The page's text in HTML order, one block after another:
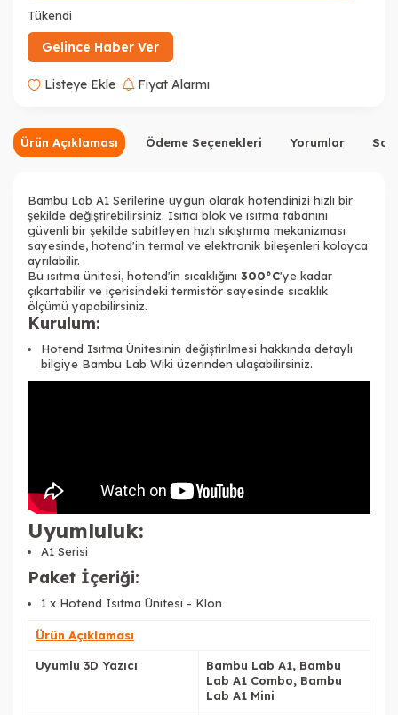
Tükendi
Gelince Haber Ver
Listeye Ekle Fiyat Alarmı
Ürün Açıklaması Ödeme Seçenekleri Yorumlar
Bambu Lab A1 Serilerine uygun olarak hotendinizi hızlı bir
şekilde değiştirebilirsiniz. Isıtıcı blok ve ısıtma tabanını
güvenli bir şekilde sabitleyen hızlı sıkıştırma mekanizması
sayesinde, hotend'in termal ve elektronik bileşenleri kolayca
ayrılabilir.
Bu ısıtma ünitesi, hotend'in sıcaklığını 300°C'ye kadar
çıkartabilir ve içerisindeki termistör sayesinde sıcaklık
ölçümü yapabilirsiniz.
Kurulum:
Hotend Isıtma Ünitesinin değiştirilmesi hakkında detaylı
bilgiye Bambu Lab Wiki üzerinden ulaşabilirsiniz.
Uyumluluk:
A1 Serisi
Paket İçeriği:
1 x Hotend Isıtma Ünitesi - Klon
Ürün Açıklaması
Uyumlu 3D Yazıcı
Bambu Lab A1, Bambu
Lab A1 Combo, Bambu
Lab A1 Mini